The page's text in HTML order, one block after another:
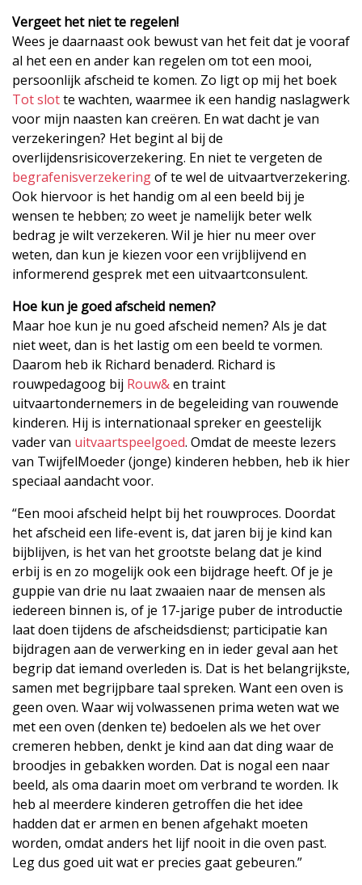
Vergeet het niet te regelen!
Wees je daarnaast ook bewust van het feit dat je vooraf
al het een en ander kan regelen om tot een mooi,
persoonlijk afscheid te komen. Zo ligt op mij het boek
Tot slotte wachten, waarmee ik een handig naslagwerk
voor mijn naasten kan creëren. En wat dacht je van
verzekeringen? Het begint al bij de
overlijdensrisicoverzekering. En niet te vergeten de
begrafenisverzekeringof te wel de uitvaartverzekering.
Ook hiervoor is het handig om al een beeld bij je
wensen te hebben; zo weet je namelijk beter welk
bedrag je wilt verzekeren. Wil je hier nu meer over
weten, dan kun je kiezen voor een vrijblijvend en
informerend gesprek met een uitvaartconsulent.
Hoe kun je goed afscheid nemen?
Maar hoe kun je nu goed afscheid nemen? Als je dat
niet weet, dan is het lastig om een beeld te vormen.
Daarom heb ik Richard benaderd. Richard is
rouwpedagoog bij Rouw&en traint
uitvaartondernemers in de begeleiding van rouwende
kinderen. Hij is internationaal spreker en geestelijk
vader van uitvaartspeelgoed. Omdat de meeste lezers
van TwijfelMoeder (jonge) kinderen hebben, heb ik hier
speciaal aandacht voor.
“Een mooi afscheid helpt bij het rouwproces. Doordat
het afscheid een life-event is, dat jaren bij je kind kan
bijblijven, is het van het grootste belang dat je kind
erbij is en zo mogelijk ook een bijdrage heeft. Of je je
guppie van drie nu laat zwaaien naar de mensen als
iedereen binnen is, of je 17-jarige puber de introductie
laat doen tijdens de afscheidsdienst; participatie kan
bijdragen aan de verwerking en in ieder geval aan het
begrip dat iemand overleden is. Dat is het belangrijkste,
samen met begrijpbare taal spreken. Want een oven is
geen oven. Waar wij volwassenen prima weten wat we
met een oven (denken te) bedoelen als we het over
cremeren hebben, denkt je kind aan dat ding waar de
broodjes in gebakken worden. Dat is nogal een naar
beeld, als oma daarin moet om verbrand te worden. Ik
heb al meerdere kinderen getroffen die het idee
hadden dat er armen en benen afgehakt moeten
worden, omdat anders het lijf nooit in die oven past.
Leg dus goed uit wat er precies gaat gebeuren.”